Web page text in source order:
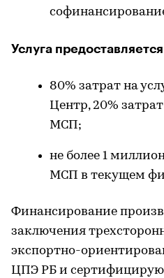
Услуга
80% затрат на
Центр, 20%
МСП;
не более 1
МСП в текущем
Финансирование
заключения
экспортно-
ЦПЭ РБ и